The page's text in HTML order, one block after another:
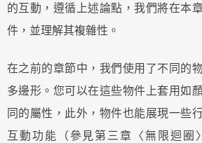
的互動，遵循上述論點，我們將在本
件，並理解其複雜性。
在之前的章節中，我們使用了不同的
多邊形。您可以在這些物件上套用如
同的屬性，此外，物件也能展現一些
互動功能（參見第三章〈無限迴圈